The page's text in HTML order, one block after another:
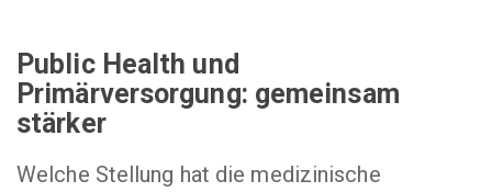
Public Health und
Primärversorgung: gemeinsam
stärker
Welche Stellung hat die medizinische